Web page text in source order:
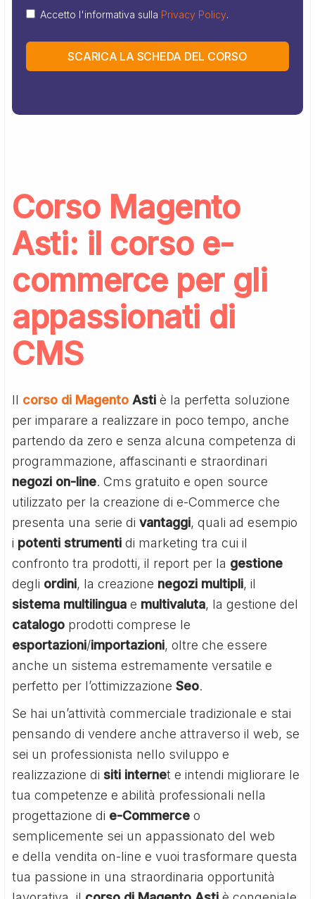
Accetto l'informativa sulla Privacy Policy.
SCARICA LA SCHEDA DEL CORSO
Corso Magento
Asti: il corso e-
commerce per gli
appassionati di
CMS
Il corso di Magento Asti è la perfetta soluzione
per imparare a realizzare in poco tempo, anche
partendo da zero e senza alcuna competenza di
programmazione, affascinanti e straordinari
negozi on-line. Cms gratuito e open source
utilizzato per la creazione di e-Commerce che
presenta una serie divantaggi, quali ad esempio
i potenti strumenti di marketing tra cui il
confronto tra prodotti, il report per la gestione
degli ordini, la creazione negozi multipli, il
sistema multilingua e multivaluta, la gestione del
catalogo prodotti comprese le
esportazioni/importazioni, oltre che essere
anche un sistema estremamente versatile e
perfetto per l’ottimizzazioneSeo.
Se hai un’attività commerciale tradizionale e stai
pensando di vendere anche attraverso il web, se
sei un professionista nello sviluppo e
realizzazione disiti internet e intendi migliorare le
tua competenze e abilità professionali nella
progettazione di e-Commerce o
semplicemente sei un appassionato del web
e della vendita on-line e vuoi trasformare questa
tua passione in una straordinaria opportunità